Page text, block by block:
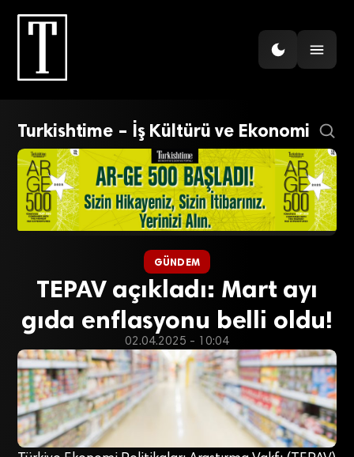
Turkishtime – İş Kültürü ve Ekonomi
GÜNDEM
TEPAV açıkladı: Mart ayı
gıda enflasyonu belli oldu!
02.04.2025 - 10:04